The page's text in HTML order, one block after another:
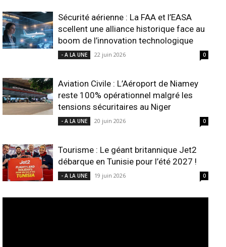
Sécurité aérienne : La FAA et l’EASA
scellent une alliance historique face au
boom de l’innovation technologique
- A LA UNE 22 juin 2026 0
Aviation Civile : L’Aéroport de Niamey
reste 100% opérationnel malgré les
tensions sécuritaires au Niger
- A LA UNE 20 juin 2026 0
Tourisme : Le géant britannique Jet2
débarque en Tunisie pour l’été 2027 !
- A LA UNE 19 juin 2026 0